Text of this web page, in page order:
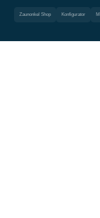
Zaunonkel Shop Konfigurator